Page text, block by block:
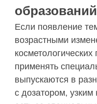
Если появление
возрастными
применять
выпускаются в
с дозатором,